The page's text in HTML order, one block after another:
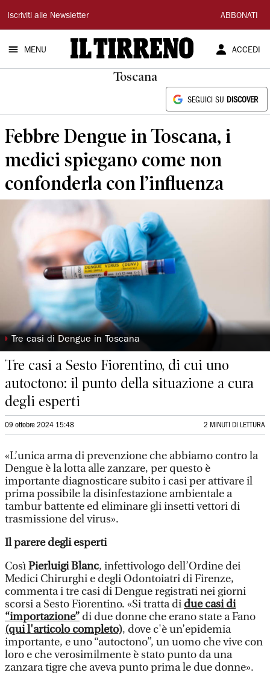
Il
Tirreno
Iscriviti alle Newsletter ABBONATI
MENU ACCEDI
Toscana
SEGUICI SU DISCOVER
Febbre Dengue in Toscana, i
medici spiegano come non
confonderla con l’influenza
◗ Tre casi di Dengue in Toscana
Tre casi a Sesto Fiorentino, di cui uno
autoctono: il punto della situazione a cura
degli esperti
09 ottobre 2024 15:48 2 MINUTI DI LETTURA
«L’unica arma di prevenzione che abbiamo contro la
Dengue è la lotta alle zanzare, per questo è
importante diagnosticare subito i casi per attivare il
prima possibile la disinfestazione ambientale a
tambur battente ed eliminare gli insetti vettori di
trasmissione del virus».
Il parere degli esperti
CosìPierluigi Blanc, infettivologo dell’Ordine dei
Medici Chirurghi e degli Odontoiatri di Firenze,
commenta i tre casi di Dengue registrati nei giorni
scorsi a Sesto Fiorentino. «Si tratta di due casi di
“importazione” di due donne che erano state a Fano
(qui l'articolo completo), dove c'è un’epidemia
importante, e uno “autoctono”, un uomo che vive con
loro e che verosimilmente è stato punto da una
zanzara tigre che aveva punto prima le due donne».